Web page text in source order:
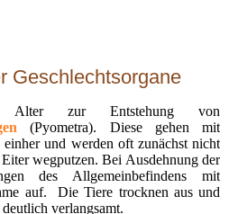
Geschlechtsorgane
zur Entstehung von
(Pyometra). Diese gehen mit
einher und werden oft zunächst nicht
wegputzen. Bei Ausdehnung der
des Allgemeinbefindens mit
auf. Die Tiere trocknen aus und
verlangsamt.